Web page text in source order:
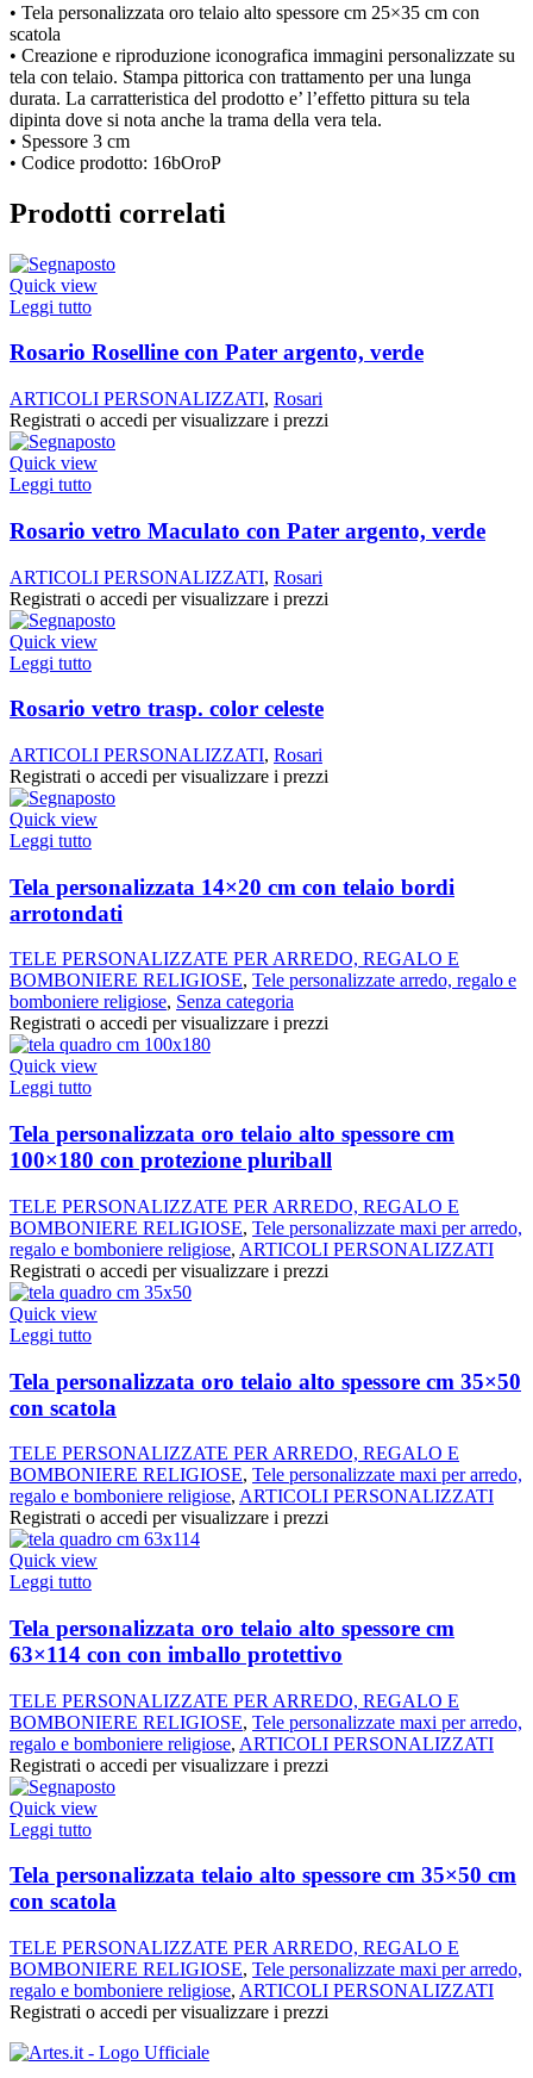
• Tela personalizzata oro telaio alto spessore cm 25×35 cm con
scatola
• Creazione e riproduzione iconografica immagini personalizzate su
tela con telaio. Stampa pittorica con trattamento per una lunga
durata. La carratteristica del prodotto e’ l’effetto pittura su tela
dipinta dove si nota anche la trama della vera tela.
• Spessore 3 cm
• Codice prodotto: 16bOroP
Prodotti correlati
Quick view
Leggi tutto
Rosario Roselline con Pater argento, verde
ARTICOLI PERSONALIZZATI, Rosari
Registrati o accedi per visualizzare i prezzi
Quick view
Leggi tutto
Rosario vetro Maculato con Pater argento, verde
ARTICOLI PERSONALIZZATI, Rosari
Registrati o accedi per visualizzare i prezzi
Quick view
Leggi tutto
Rosario vetro trasp. color celeste
ARTICOLI PERSONALIZZATI, Rosari
Registrati o accedi per visualizzare i prezzi
Quick view
Leggi tutto
Tela personalizzata 14×20 cm con telaio bordi
arrotondati
TELE PERSONALIZZATE PER ARREDO, REGALO E
BOMBONIERE RELIGIOSE, Tele personalizzate arredo, regalo e
bomboniere religiose, Senza categoria
Registrati o accedi per visualizzare i prezzi
Quick view
Leggi tutto
Tela personalizzata oro telaio alto spessore cm
100×180 con protezione pluriball
TELE PERSONALIZZATE PER ARREDO, REGALO E
BOMBONIERE RELIGIOSE, Tele personalizzate maxi per arredo,
regalo e bomboniere religiose, ARTICOLI PERSONALIZZATI
Registrati o accedi per visualizzare i prezzi
Quick view
Leggi tutto
Tela personalizzata oro telaio alto spessore cm 35×50
con scatola
TELE PERSONALIZZATE PER ARREDO, REGALO E
BOMBONIERE RELIGIOSE, Tele personalizzate maxi per arredo,
regalo e bomboniere religiose, ARTICOLI PERSONALIZZATI
Registrati o accedi per visualizzare i prezzi
Quick view
Leggi tutto
Tela personalizzata oro telaio alto spessore cm
63×114 con con imballo protettivo
TELE PERSONALIZZATE PER ARREDO, REGALO E
BOMBONIERE RELIGIOSE, Tele personalizzate maxi per arredo,
regalo e bomboniere religiose, ARTICOLI PERSONALIZZATI
Registrati o accedi per visualizzare i prezzi
Quick view
Leggi tutto
Tela personalizzata telaio alto spessore cm 35×50 cm
con scatola
TELE PERSONALIZZATE PER ARREDO, REGALO E
BOMBONIERE RELIGIOSE, Tele personalizzate maxi per arredo,
regalo e bomboniere religiose, ARTICOLI PERSONALIZZATI
Registrati o accedi per visualizzare i prezzi